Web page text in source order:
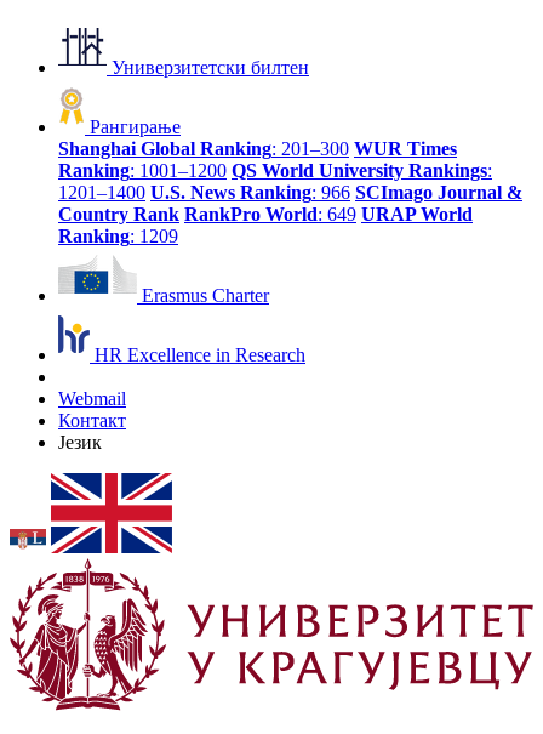
Универзитетски билтен
Рангирање
Shanghai Global Ranking: 201–300 WUR Times
Ranking: 1001–1200 QS World University Rankings:
1201–1400 U.S. News Ranking: 966 SCImago Journal &
Country Rank RankPro World: 649 URAP World
Ranking: 1209
Erasmus Charter
HR Excellence in Research
Webmail
Контакт
Језик